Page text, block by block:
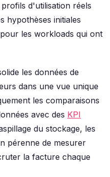
d'utilisation réels
hypothèses initiales
les workloads qui ont
les données de
dans une vue unique
les comparaisons
avec des KPI
du stockage, les
pérenne de mesurer
la facture chaque